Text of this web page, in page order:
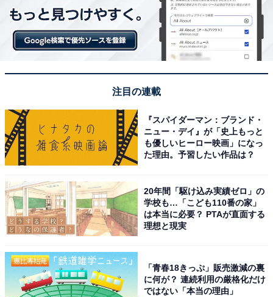
ほかにも、「有名な松むら饅頭や湯上がりかりんとなど
たくさんあるので魅力的だなと思うからです（37歳男性
／神奈川県）」「蒸かしたての温泉饅頭に焼き立てのお
屋さんも多いし、和食も美味しいです（57歳男性／大阪
府）」など、食べ歩きグルメや飲食店が充実していて楽
しいという意見が挙がりました。
注目の連載
『スパイダーマン：ブランド・
ニュー・デイ』が「史上もっと
も優しいヒーロー映画」になっ
た理由。予習したい作品は？
20年間「駆け込み実績ゼロ」の
学校も…「こども110番の家」
は本当に必要？ PTAが直面する
理想と現実
「青春18きっぷ」販売激減の裏
に何が？ 連続利用の厳格化だけ
ではない「本当の理由」